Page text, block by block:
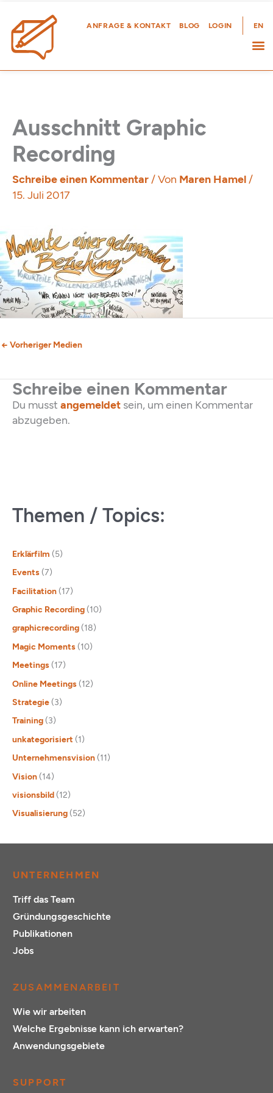
Inhalt
springen
ANFRAGE & KONTAKT BLOG LOGIN EN
Ausschnitt Graphic
Recording
Schreibe einen Kommentar/ Von Maren Hamel/
15. Juli 2017
← Vorheriger Medien
Schreibe einen Kommentar
Du musst angemeldet sein, um einen Kommentar
abzugeben.
Themen / Topics:
Erklärfilm (5)
Events (7)
Facilitation (17)
Graphic Recording (10)
graphicrecording (18)
Magic Moments (10)
Meetings (17)
Online Meetings (12)
Strategie (3)
Training (3)
unkategorisiert (1)
Unternehmensvision (11)
Vision (14)
visionsbild (12)
Visualisierung (52)
UNTERNEHMEN
Triff das Team
Gründungsgeschichte
Publikationen
Jobs
ZUSAMMENARBEIT
Wie wir arbeiten
Welche Ergebnisse kann ich erwarten?
Anwendungsgebiete
SUPPORT